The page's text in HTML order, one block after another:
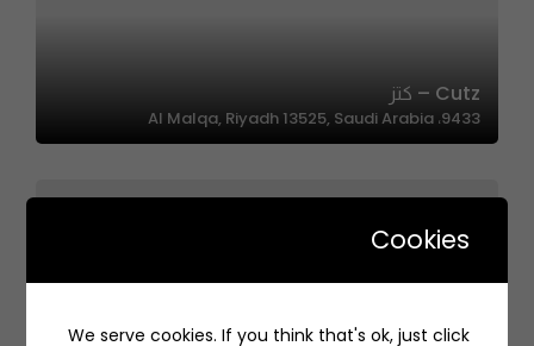
Cutz – كتز
9433، Al Malqa, Riyadh 13525, Saudi Arabia
Minder |مايندر
Cookies
We serve cookies. If you think that's ok, just click